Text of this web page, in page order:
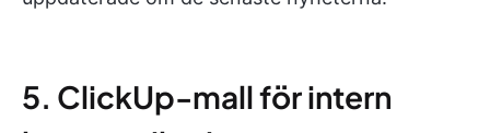
5. ClickUp-mall för intern